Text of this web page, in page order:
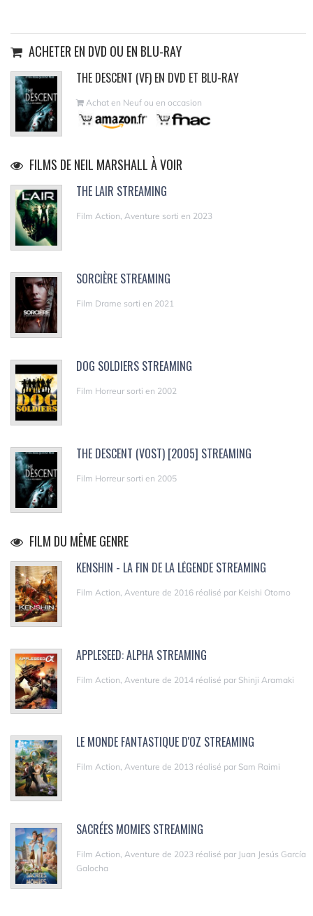
ACHETER EN DVD OU EN BLU-RAY
THE DESCENT (VF) EN DVD ET BLU-RAY
Achat en Neuf ou en occasion
FILMS DE NEIL MARSHALL À VOIR
THE LAIR STREAMING
Film Action, Aventure sorti en 2023
SORCIÈRE STREAMING
Film Drame sorti en 2021
DOG SOLDIERS STREAMING
Film Horreur sorti en 2002
THE DESCENT (VOST) [2005] STREAMING
Film Horreur sorti en 2005
FILM DU MÊME GENRE
KENSHIN - LA FIN DE LA LÉGENDE STREAMING
Film Action, Aventure de 2016 réalisé par Keishi Otomo
APPLESEED: ALPHA STREAMING
Film Action, Aventure de 2014 réalisé par Shinji Aramaki
LE MONDE FANTASTIQUE D'OZ STREAMING
Film Action, Aventure de 2013 réalisé par Sam Raimi
SACRÉES MOMIES STREAMING
Film Action, Aventure de 2023 réalisé par Juan Jesús García
Galocha